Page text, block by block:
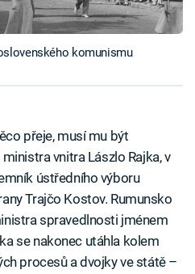
komunismu
přeje, musí mu být
vnitra Lászlo Rajka, v
ústředního výboru
Trajčo Kostov. Rumunsko
spravedlnosti jménem
se nakonec utáhla kolem
procesů a dvojky ve státě –